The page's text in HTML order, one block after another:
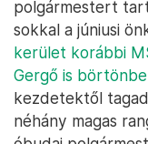
polgármestert
sokkal a júniusi
kerület korábbi
Gergő is
kezdetektől
néhány magas